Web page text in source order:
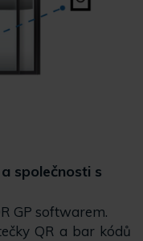
společnosti s
GP softwarem.
QR a bar kódů